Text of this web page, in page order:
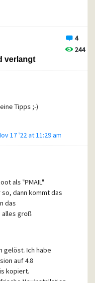
4
244
verlangt
Tipps ;-)
17 '22 at 11:29 am
als "PMAIL"
dann kommt das
das
alles groß
gelöst. Ich habe
auf 4.8
kopiert.